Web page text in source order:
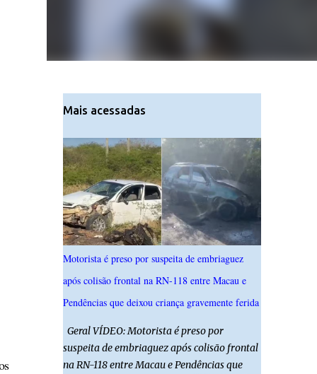
Mais acessadas
Motorista é preso por suspeita de embriaguez
após colisão frontal na RN-118 entre Macau e
Pendências que deixou criança gravemente ferida
Geral VÍDEO: Motorista é preso por
suspeita de embriaguez após colisão frontal
na RN-118 entre Macau e Pendências que